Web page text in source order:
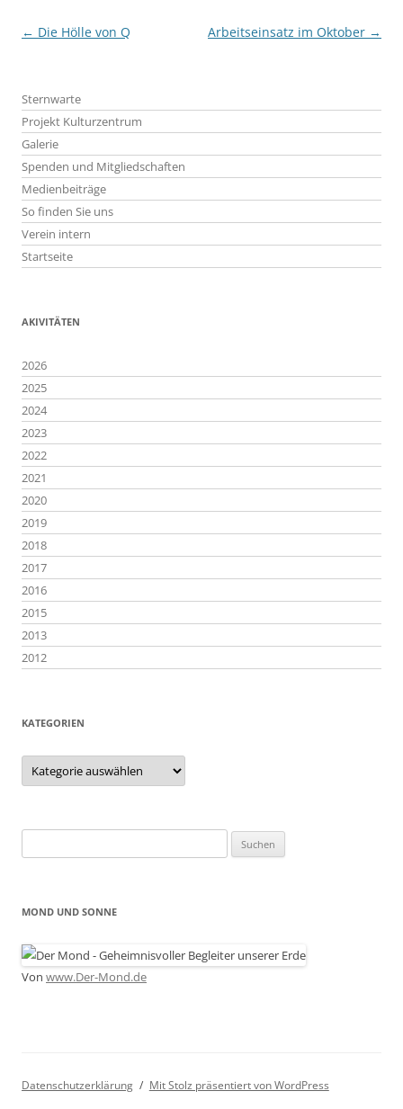
Beitragsnavigation
← Die Hölle von Q Arbeitseinsatz im Oktober →
Sternwarte
Projekt Kulturzentrum
Galerie
Spenden und Mitgliedschaften
Medienbeiträge
So finden Sie uns
Verein intern
Startseite
AKIVITÄTEN
2026
2025
2024
2023
2022
2021
2020
2019
2018
2017
2016
2015
2013
2012
KATEGORIEN
Kategorien
nach:
MOND UND SONNE
Von www.Der-Mond.de
Datenschutzerklärung Mit Stolz präsentiert von WordPress